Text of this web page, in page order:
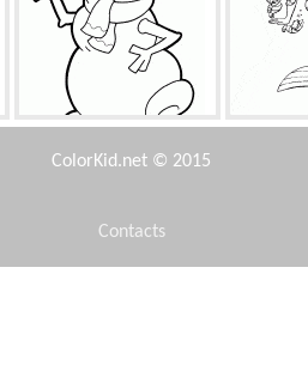
La danse de bonhomme de
Ariel
ColorKid.net © 2015
Contacts